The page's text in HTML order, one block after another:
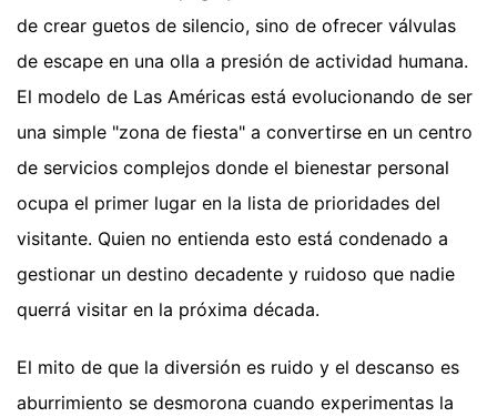
de crear guetos de silencio, sino de ofrecer válvulas
de escape en una olla a presión de actividad humana.
El modelo de Las Américas está evolucionando de ser
una simple "zona de fiesta" a convertirse en un centro
de servicios complejos donde el bienestar personal
ocupa el primer lugar en la lista de prioridades del
visitante. Quien no entienda esto está condenado a
gestionar un destino decadente y ruidoso que nadie
querrá visitar en la próxima década.
El mito de que la diversión es ruido y el descanso es
aburrimiento se desmorona cuando experimentas la